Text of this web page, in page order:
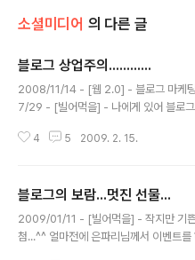
소셜미디어 의 다른 글
블로그 상업주의............
2008/11/14 - [웹 2.0] - 블로그 마케
7/29 - [빌어먹을] - 나에게 있어 블로그
서... 2MB,정치...등 자판을 두들기는 손
입밖으로 바로 튀어나올 것 같은 분위기
옆에들 있었다면.... 어땠을까? 私見으
만.... 블로거들은 블로그 자체에 의미를
4 5 2009. 2. 15.
블로그의 보람...멋진 선물...
2009/01/11 - [빌어먹을] - 작지만 기
첨...^^ 얼마전에 은파리님께서 이벤트를